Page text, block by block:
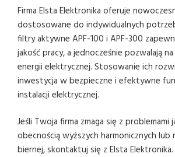
Firma Elsta Elektronika oferuje
dostosowane do indywidualnych
filtry aktywne APF-100 i APF-300
jakość pracy, a jednocześnie pozwalają
energii elektrycznej. Stosowanie ich
inwestycja w bezpieczne i efektywne
instalacji elektrycznej.
Jeśli Twoja firma zmaga się z problemami
obecnością wyższych harmonicznych lub
biernej, skontaktuj się z Elsta Elektronika.